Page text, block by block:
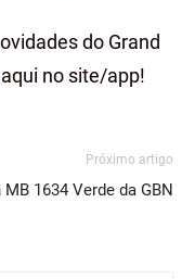
do Grand
no site/app!
Próximo artigo
MB 1634 Verde da GBN